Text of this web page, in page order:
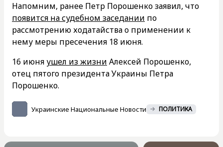
Напомним, ранее Петр Порошенко заявил, что
появится на судебном заседании по
рассмотрению ходатайства о применении к
нему меры пресечения 18 июня.
16 июня ушел из жизни Алексей Порошенко,
отец пятого президента Украины Петра
Порошенко.
Украинские Национальные Новости ПОЛИТИКА